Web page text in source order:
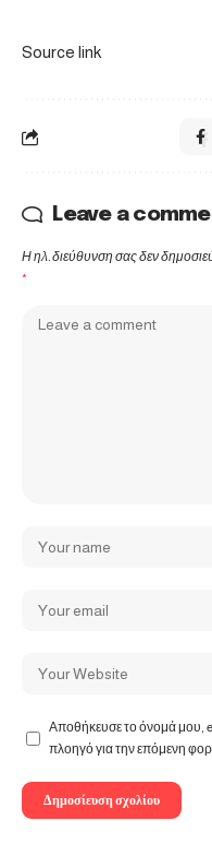
Source link
Leave a
Η ηλ. διεύθυνση σας δεν
*
Αποθήκευσε το όνομά μου,
πλοηγό για την επόμενη